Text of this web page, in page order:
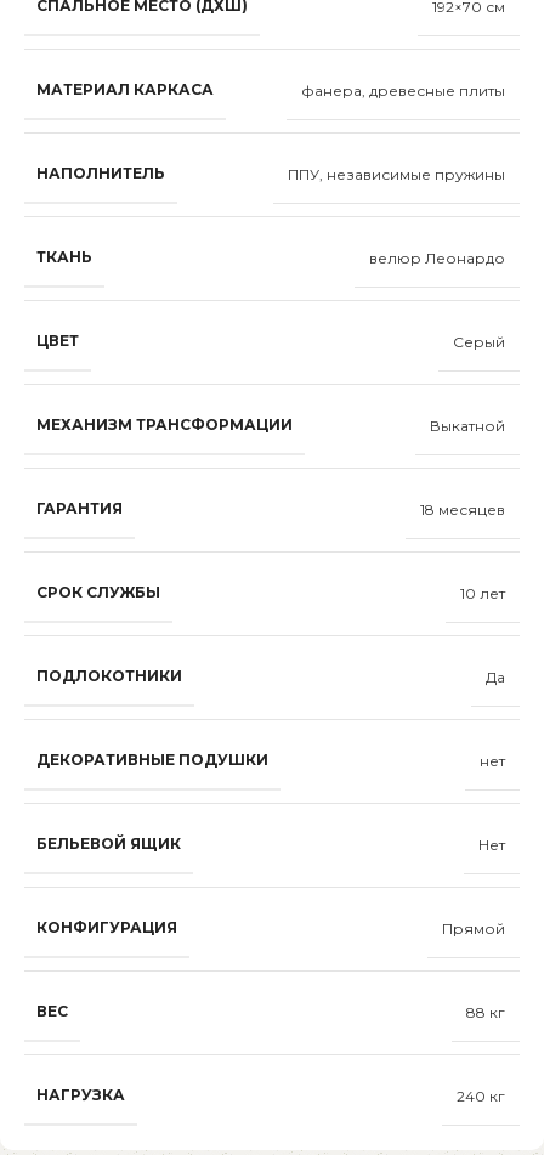
СПАЛЬНОЕ МЕСТО (ДХШ) 192×70 см
МАТЕРИАЛ КАРКАСА фанера, древесные плиты
НАПОЛНИТЕЛЬ ППУ, независимые пружины
ТКАНЬ велюр Леонардо
ЦВЕТ Серый
МЕХАНИЗМ ТРАНСФОРМАЦИИ Выкатной
ГАРАНТИЯ 18 месяцев
СРОК СЛУЖБЫ 10 лет
ПОДЛОКОТНИКИ Да
ДЕКОРАТИВНЫЕ ПОДУШКИ нет
БЕЛЬЕВОЙ ЯЩИК Нет
КОНФИГУРАЦИЯ Прямой
ВЕС 88 кг
НАГРУЗКА 240 кг